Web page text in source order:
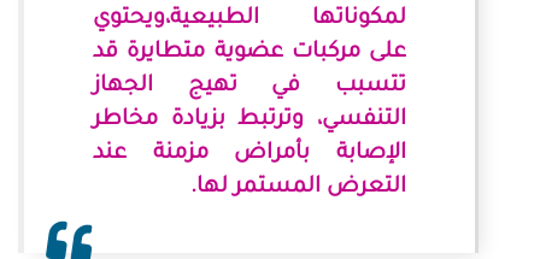
لمكوناتها الطبيعية،ويحتوي
على مركبات عضوية متطايرة قد
تتسبب في تهيج الجهاز
التنفسي، وترتبط بزيادة مخاطر
الإصابة بأمراض مزمنة عند
التعرض المستمر لها.